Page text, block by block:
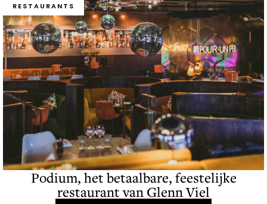
RESTAURANTS
Podium, het betaalbare, feestelijke
restaurant van Glenn Viel